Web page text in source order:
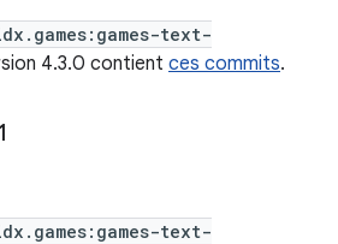
text-
4.3.0 contient ces commits.
text-